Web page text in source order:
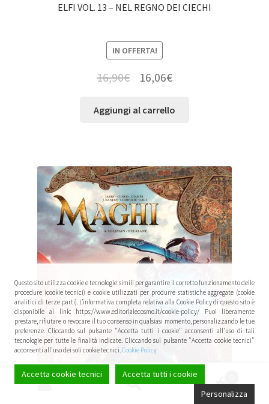
ELFI VOL. 13 – NEL REGNO DEI CIECHI
IN OFFERTA!
16,90€ 16,06€
Aggiungi al carrello
Questo sito utilizza cookie e tecnologie simili per garantire il corretto funzionamento delle
procedure (cookie tecnici) e cookie utilizzati per produrre statistiche aggregate (cookie
analitici di terze parti). L’informativa completa relativa alla Cookie Policy di questo sito è
disponibile al link: https://www.editorialecosmo.it/cookie-policy/ Puoi liberamente
prestare, rifiutare o revocare il tuo consenso in qualsiasi momento, personalizzando le tue
preferenze. Cliccando sul pulsante "Accetta tutti i cookie" acconsenti all'uso di tali
tecnologie per tutte le finalità indicate. Cliccando sul pulsante "Accetta cookie tecnici"
acconsenti all'uso dei soli cookie tecnici.Cookie Policy
Accetta cookie tecnici
Accetta tutti i cookie
Personalizza